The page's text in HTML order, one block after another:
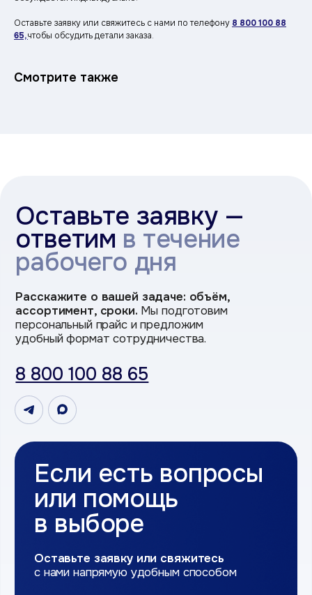
Оставьте заявку или свяжитесь с нами по телефону 8 800 100 88
65,чтобы обсудить детали заказа.
Смотрите также
Оставьте заявку —
ответимв течение
Расскажите о вашей задаче: объём,
телефон
Если есть вопросы
или помощь
в выборе
Оставьте заявку или свяжитесь
с нами напрямую удобным способом
конфиденциальности и
персональных данных
Оставить зяавку